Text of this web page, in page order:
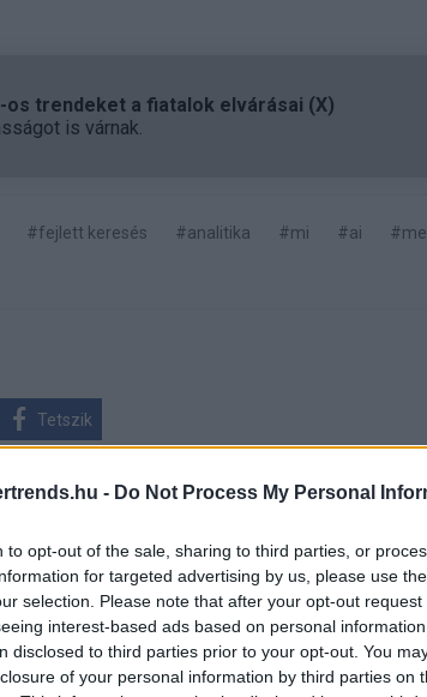
- Do Not Process My Personal
to opt-out of the sale, sharing to third parties, or
for targeted advertising by us, please use
selection. Please note that after your opt-out
interest-based ads based on personal
disclosed to third parties prior to your opt-out. You
of your personal information by third parties on
os trendeket a fiatalok elvárásai (X)
is várnak.
#fejlett keresés #analitika #mi #ai
Tetszik
üzleti